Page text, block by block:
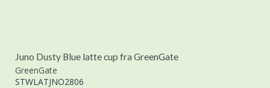
Juno Dusty Blue latte cup fra GreenGate
GreenGate
STWLATJNO2806